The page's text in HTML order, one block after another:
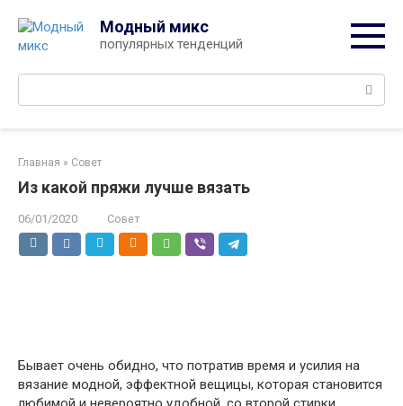
контенту
Модный микс
популярных тенденций
Поиск:
Главная » Совет
Из какой пряжи лучше вязать
06/01/2020 Совет
Бывает очень обидно, что потратив время и усилия на
вязание модной, эффектной вещицы, которая становится